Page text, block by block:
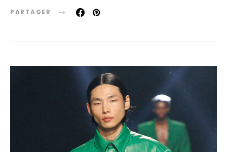
PARTAGER